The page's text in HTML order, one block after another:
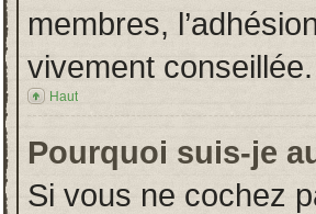
membres,
vivement conseillée.
Haut
Pourquoi suis-je
Si vous ne cochez